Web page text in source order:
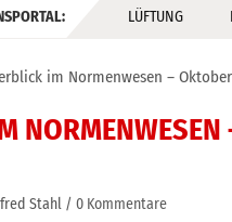
LÜFTUNG
im Normenwesen –
Stahl 0 Kommentare